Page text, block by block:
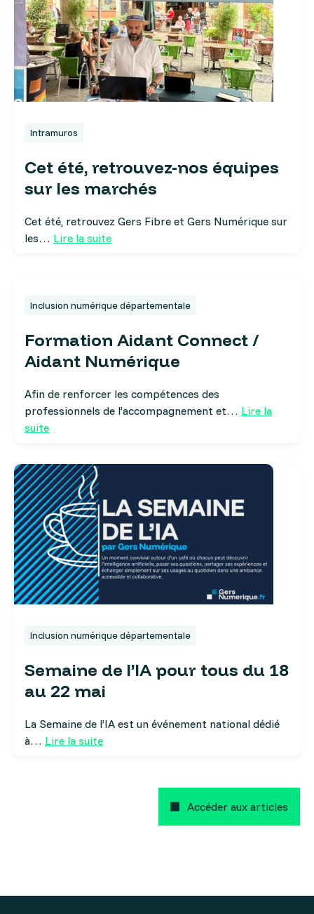
Intramuros
Cet été, retrouvez-nos équipes
sur les marchés
Cet été, retrouvez Gers Fibre et Gers Numérique sur
les… Lire la suite
Inclusion numérique départementale
Formation Aidant Connect /
Aidant Numérique
Afin de renforcer les compétences des
professionnels de l’accompagnement et… Lire la
suite
Inclusion numérique départementale
Semaine de l’IA pour tous du 18
au 22 mai
La Semaine de l’IA est un événement national dédié
à… Lire la suite
Accéder aux articles